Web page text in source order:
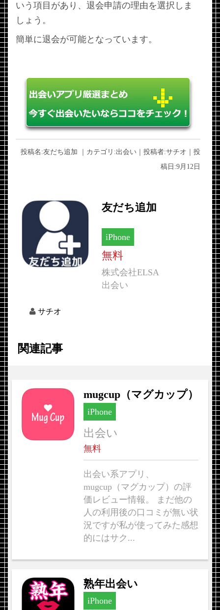
いう項目があり、退会申請の理由を選択しま
しょう。
簡単に退会が可能となっています。
投稿名:友だち追加 ｜カテゴリ:出会い ｜投稿者:サチオ ｜投
稿日:9月12日
友だち追加
iPhone
無料
株式会社ELSA
出会い
サチオ
関連記事
mugcup（マグカップ）
iPhone
出会い
無料
出会い系アプリ、
mugcup（マグカップ）の評
価レビュー情報。 まだ他の
人の利用後の口コミが無い状
況ですが私が使ってみた感想
的にはサク...
熟年出会い
iPhone